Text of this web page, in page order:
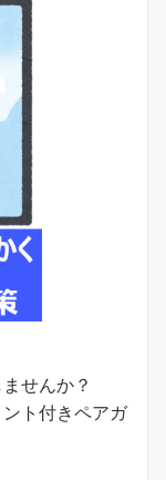
せんか？
ト付きペアガ